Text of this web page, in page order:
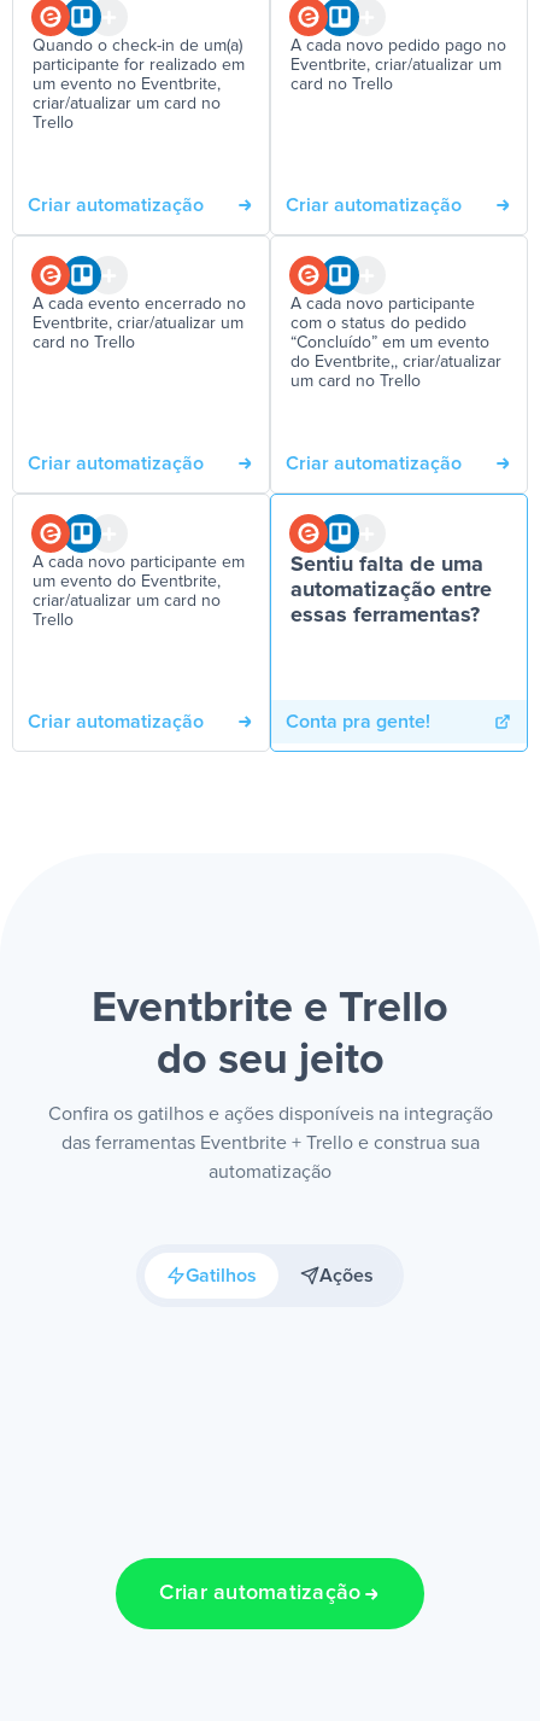
Quando o check-in de um(a)
participante for realizado em
um evento no Eventbrite,
criar/atualizar um card no
Trello
Criar automatização
A cada novo pedido pago no
Eventbrite, criar/atualizar um
card no Trello
Criar automatização
A cada evento encerrado no
Eventbrite, criar/atualizar um
card no Trello
Criar automatização
A cada novo participante
com o status do pedido
“Concluído” em um evento
do Eventbrite,, criar/atualizar
um card no Trello
Criar automatização
A cada novo participante em
um evento do Eventbrite,
criar/atualizar um card no
Trello
Criar automatização
Sentiu falta de uma
automatização entre
essas ferramentas?
Conta pra gente!
Eventbrite e Trello
do seu jeito
Confira os gatilhos e ações disponíveis na integração
das ferramentas Eventbrite + Trello e construa sua
automatização
Gatilhos Ações
Criar automatização